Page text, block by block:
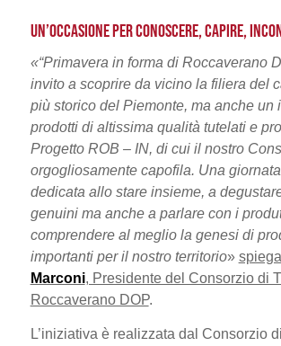
UN’OCCASIONE PER CONOSCERE, CAPIRE,
«“Primavera in forma di Roccaverano
invito a scoprire da vicino la filiera del
più storico del Piemonte, ma anche un
prodotti di altissima qualità tutelati e
Progetto ROB – IN, di cui il nostro
orgogliosamente capofila. Una
dedicata allo stare insieme, a
genuini ma anche a parlare con i
comprendere al meglio la genesi di
importanti per il nostro territorio» spiega
Marconi, Presidente del Consorzio di
Roccaverano DOP.
L’iniziativa è realizzata dal Consorzio